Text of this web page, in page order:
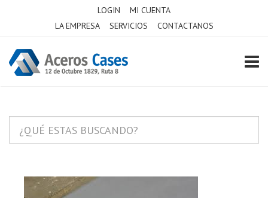
LOGIN
MI CUENTA
LA EMPRESA
SERVICIOS CONTACTANOS